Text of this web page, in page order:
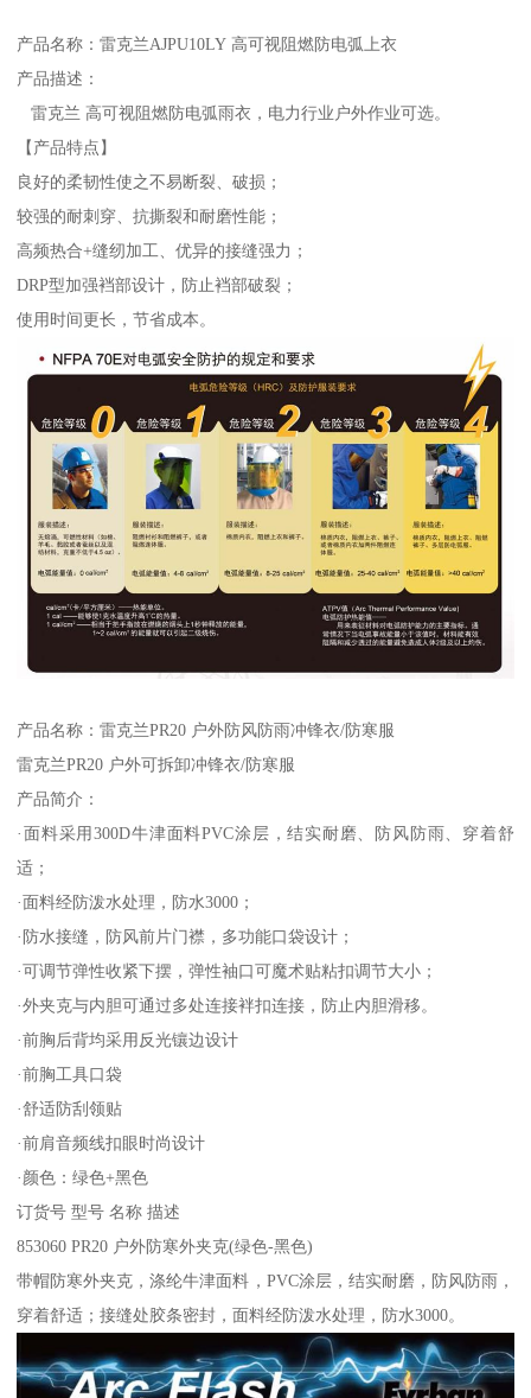
产品名称：雷克兰AJPU10LY 高可视阻燃防电弧上衣
产品描述：
雷克兰 高可视阻燃防电弧雨衣，电力行业户外作业可选。
【产品特点】
良好的柔韧性使之不易断裂、破损；
较强的耐刺穿、抗撕裂和耐磨性能；
高频热合+缝纫加工、优异的接缝强力；
DRP型加强裆部设计，防止裆部破裂；
使用时间更长，节省成本。
产品名称：雷克兰PR20 户外防风防雨冲锋衣/防寒服
雷克兰PR20 户外可拆卸冲锋衣/防寒服
产品简介：
·面料采用300D牛津面料PVC涂层，结实耐磨、防风防雨、穿着舒
适；
·面料经防泼水处理，防水3000；
·防水接缝，防风前片门襟，多功能口袋设计；
·可调节弹性收紧下摆，弹性袖口可魔术贴粘扣调节大小；
·外夹克与内胆可通过多处连接袢扣连接，防止内胆滑移。
·前胸后背均采用反光镶边设计
·前胸工具口袋
·舒适防刮领贴
·前肩音频线扣眼时尚设计
·颜色：绿色+黑色
订货号 型号 名称 描述
853060 PR20 户外防寒外夹克(绿色-黑色)
带帽防寒外夹克，涤纶牛津面料，PVC涂层，结实耐磨，防风防雨，
穿着舒适；接缝处胶条密封，面料经防泼水处理，防水3000。